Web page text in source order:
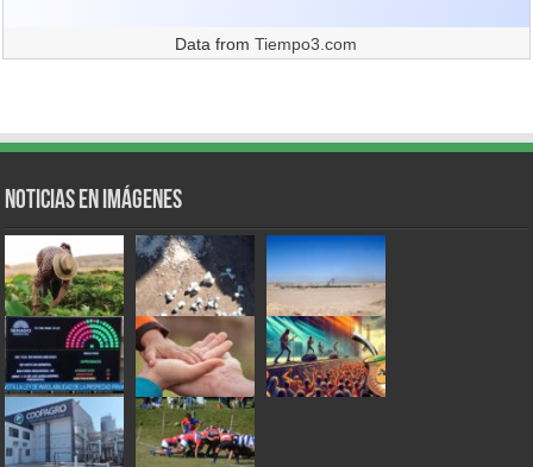
Data fromTiempo3.com
Noticias en Imágenes